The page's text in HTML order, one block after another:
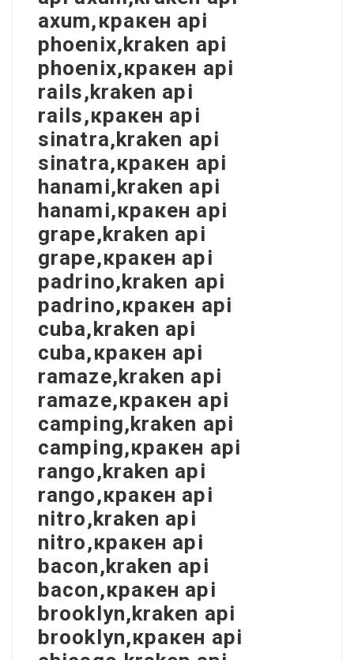
axum,кракен api
phoenix,kraken api
phoenix,кракен api
rails,kraken api
rails,кракен api
sinatra,kraken api
sinatra,кракен api
hanami,kraken api
hanami,кракен api
grape,kraken api
grape,кракен api
padrino,kraken api
padrino,кракен api
cuba,kraken api
cuba,кракен api
ramaze,kraken api
ramaze,кракен api
camping,kraken api
camping,кракен api
rango,kraken api
rango,кракен api
nitro,kraken api
nitro,кракен api
bacon,kraken api
bacon,кракен api
brooklyn,kraken api
brooklyn,кракен api